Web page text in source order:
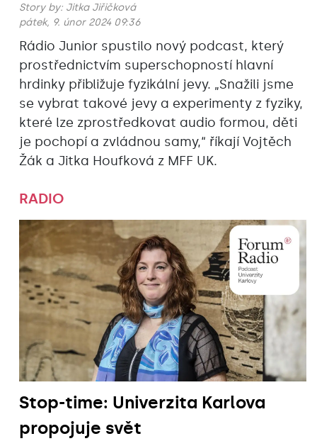
Story by: Jitka Jiřičková
pátek, 9. únor 2024 09:36
Rádio Junior spustilo nový podcast, který
prostřednictvím superschopností hlavní
hrdinky přibližuje fyzikální jevy. „Snažili jsme
se vybrat takové jevy a experimenty z fyziky,
které lze zprostředkovat audio formou, děti
je pochopí a zvládnou samy,“ říkají Vojtěch
Žák a Jitka Houfková z MFF UK.
RADIO
Stop-time: Univerzita Karlova
propojuje svět